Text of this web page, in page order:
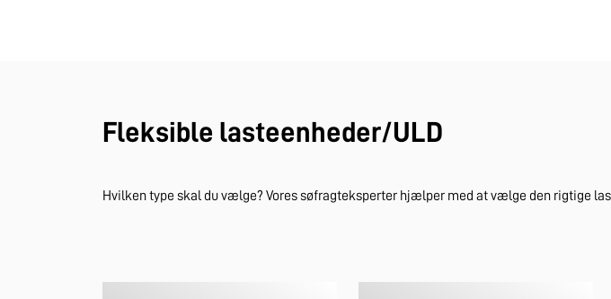
Fleksible lasteenheder/ULD
Hvilken type skal du vælge? Vores søfragteksperter hjælper med at vælge den rigtige